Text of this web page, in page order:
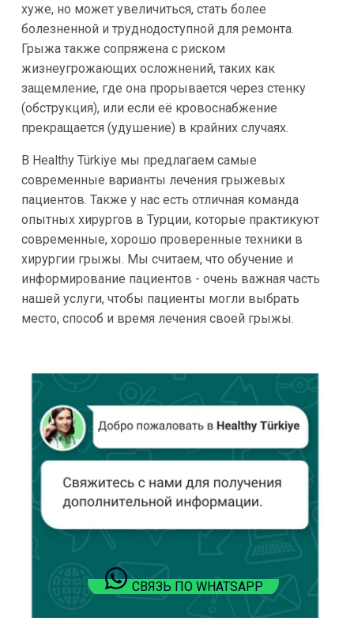
хуже, но может увеличиться, стать более
болезненной и труднодоступной для ремонта.
Грыжа также сопряжена с риском
жизнеугрожающих осложнений, таких как
защемление, где она прорывается через стенку
(обструкция), или если её кровоснабжение
прекращается (удушение) в крайних случаях.
В Healthy Türkiye мы предлагаем самые
современные варианты лечения грыжевых
пациентов. Также у нас есть отличная команда
опытных хирургов в Турции, которые практикуют
современные, хорошо проверенные техники в
хирургии грыжы. Мы считаем, что обучение и
информирование пациентов - очень важная часть
нашей услуги, чтобы пациенты могли выбрать
место, способ и время лечения своей грыжы.
СВЯЗЬ ПО WHATSAPP